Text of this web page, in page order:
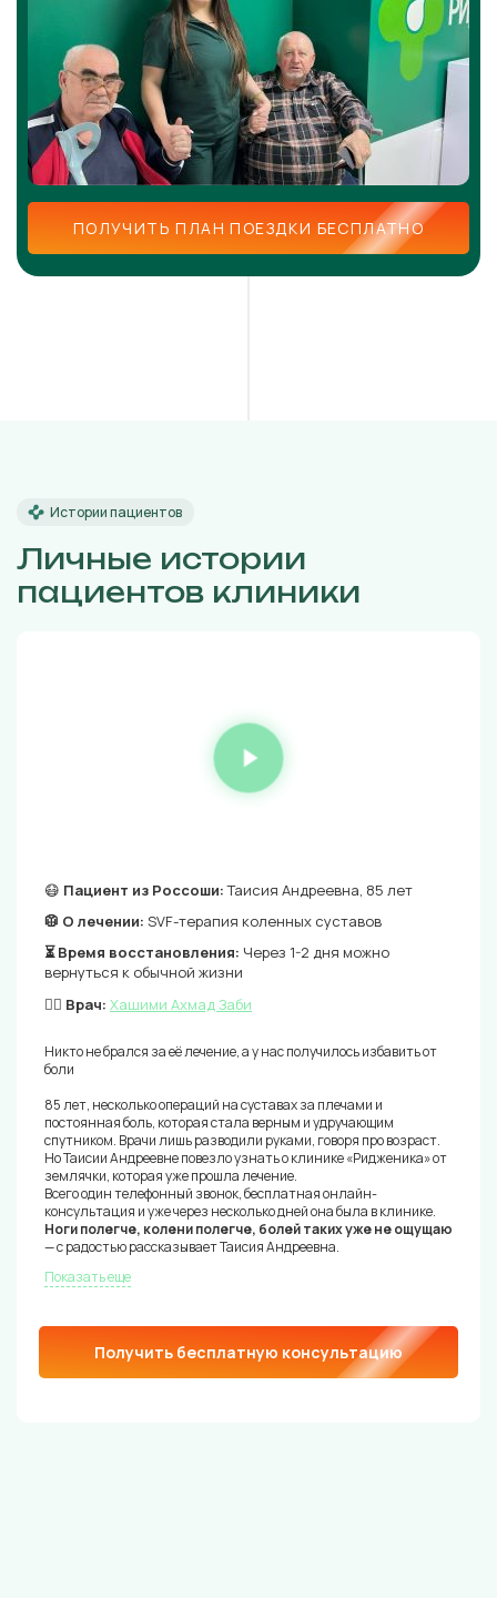
ПОЛУЧИТЬ ПЛАН ПОЕЗДКИ БЕСПЛАТНО
Истории пациентов
Личные истории
пациентов клиники
😷 Пациент из Россоши:Таисия Андреевна, 85 лет
🥼 О лечении: SVF-терапия коленных суставов
⏳ Время восстановления: Через 1-2 дня можно
вернуться к обычной жизни
👨‍⚕️ Врач: Хашими Ахмад Заби
Никто не брался за её лечение, а у нас получилось избавить от
боли
85 лет, несколько операций на суставах за плечами и
постоянная боль, которая стала верным и удручающим
спутником. Врачи лишь разводили руками, говоря про возраст.
Но Таисии Андреевне повезло узнать о клинике «Ридженика» от
землячки, которая уже прошла лечение.
Всего один телефонный звонок, бесплатная онлайн-
консультация и уже через несколько дней она была в клинике.
Ноги полегче, колени полегче, болей таких уже не ощущаю
— с радостью рассказывает Таисия Андреевна.
Показать еще
Получить бесплатную консультацию